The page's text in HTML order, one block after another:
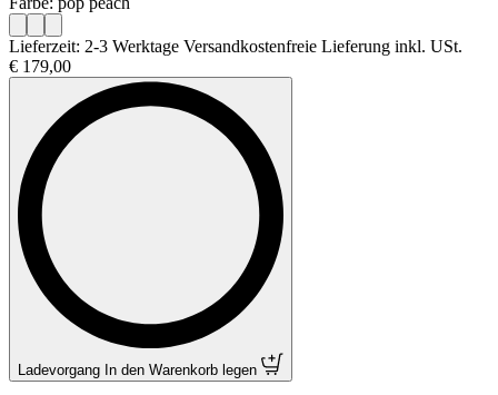
Lieferzeit: 2-3 Werktage Versandkostenfreie Lieferung inkl. USt.
€ 179,00
Ladevorgang In den Warenkorb legen